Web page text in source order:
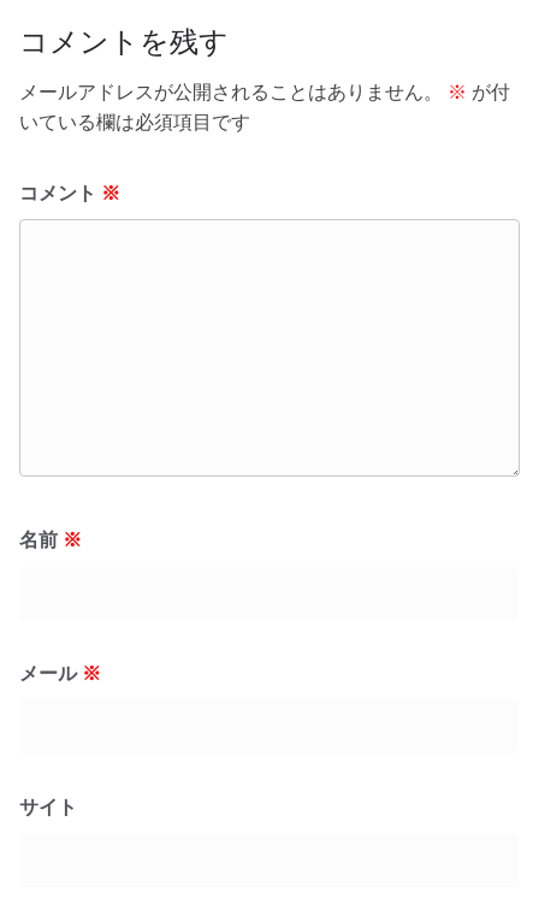
k
コメントを残す
メールアドレスが公開されることはありません。 ※ が付
いている欄は必須項目です
コメント ※
名前 ※
メール ※
サイト